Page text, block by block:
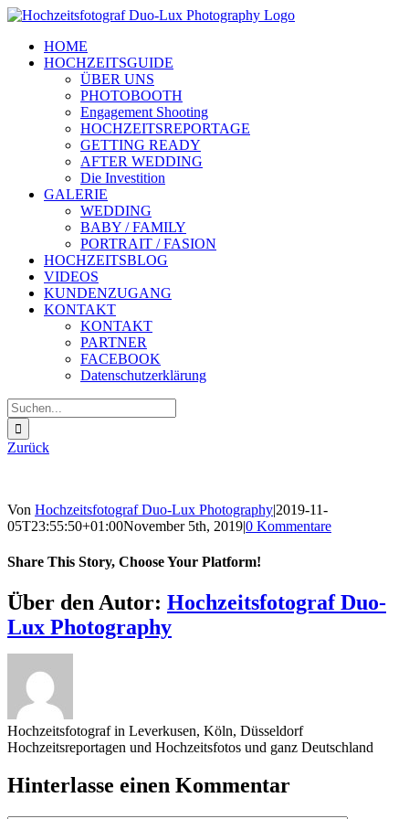
Zum
springenHOME
HOCHZEITSGUIDE
ÜBER UNS
PHOTOBOOTH
Engagement Shooting
HOCHZEITSREPORTAGE
GETTING READY
AFTER WEDDING
Die Investition
GALERIE
WEDDING
BABY / FAMILY
PORTRAIT / FASION
HOCHZEITSBLOG
VIDEOS
KUNDENZUGANG
KONTAKT
KONTAKT
PARTNER
FACEBOOK
Datenschutzerklärung
Suche
nach:
Zurück
Von Hochzeitsfotograf Duo-Lux Photography|2019-11-
05T23:55:50+01:00November 5th, 2019|0 Kommentare
Share This Story, Choose Your Platform!
Sharing_facebook
Sharing_twitter
Sharing_reddit
Über den Autor: Hochzeitsfotograf Duo-
Lux Photography
Hochzeitsfotograf in Leverkusen, Köln, Düsseldorf
Hochzeitsreportagen und Hochzeitsfotos und ganz Deutschland
Hinterlasse einen Kommentar